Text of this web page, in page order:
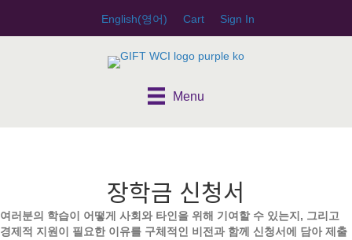
English(영어) Cart Sign In
Menu
장학금 신청서
여러분의 학습이 어떻게 사회와 타인을 위해 기여할 수 있는지, 그리고
경제적 지원이 필요한 이유를 구체적인 비전과 함께 신청서에 담아제출